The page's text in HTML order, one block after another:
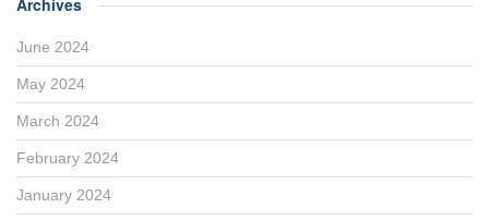
June 2024
May 2024
March 2024
February 2024
January 2024